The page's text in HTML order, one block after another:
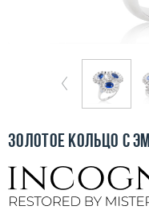
Покупка и оплата
Контакты
Золотое кольцо с